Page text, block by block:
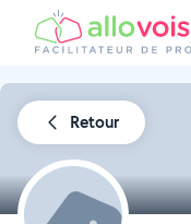
Retour